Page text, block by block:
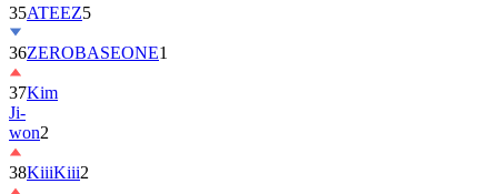
35ATEEZ5
36ZEROBASEONE1
37Kim
Ji-
won2
38KiiiKiii2